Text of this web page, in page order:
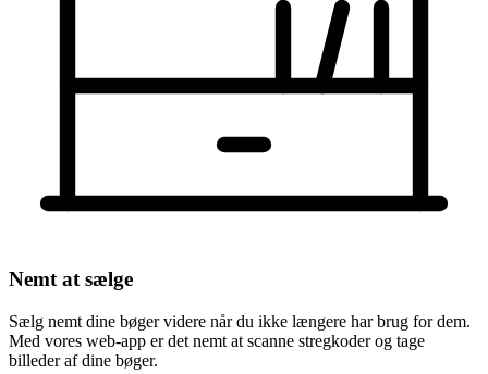
Nemt at sælge
Sælg nemt dine bøger videre når du ikke længere har brug for dem.
Med vores web-app er det nemt at scanne stregkoder og tage
billeder af dine bøger.